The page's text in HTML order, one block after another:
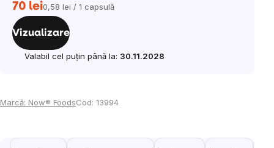
70 leiEvaluare
0,58 lei / 1 capsulă
Vizualizare
Valabil cel puțin până la: 30.11.2028
Marcă: Now® FoodsCod: 13994